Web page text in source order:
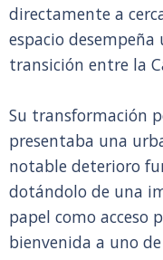
directamente a
espacio
transición entre la
Su transformación
presentaba una
notable deterioro
dotándolo de una
papel como acceso
bienvenida a uno